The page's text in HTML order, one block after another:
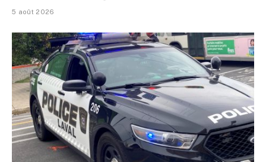
5 août 2026